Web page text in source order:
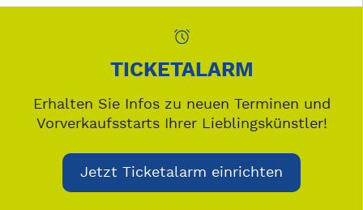
TICKETALARM
Erhalten Sie Infos zu neuen Terminen und
Vorverkaufsstarts Ihrer Lieblingskünstler!
Jetzt Ticketalarm einrichten